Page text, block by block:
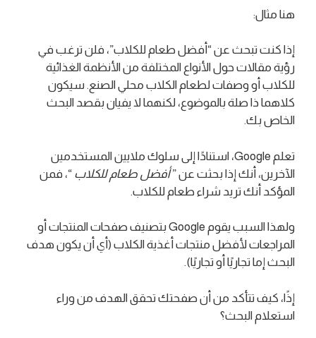
هنا مثال:
إذا كنت تبحث عن “أفضل طعام للكلاب”، فلن ترغب في
رؤية مقالات حول الأنواع المختلفة من الأنظمة الغذائية
للكلاب أو وصفات لطعام الكلاب محلي الصنع. سيكون
كلاهما ذا صلة بالموضوع، لكنهما لا يفيان بقصد البحث
الخاص بك.
تعلم Google، استنادًا إلى سلوك ملايين المستخدمين
الآخرين، أنك إذا بحثت عن ”أفضل طعام للكلاب “، فمن
المؤكد أنك تريد شراء طعام للكلاب.
ولهذا السبب يقوم Google بتصنيف صفحات المنتجات أو
المراجعات لأفضل منتجات أغذية الكلاب (أي أن يكون هدف
البحث إما تجاريًا أو تجاريًا).
إذًا، كيف تتأكد من أن صفحتك تحقق الهدف من وراء
استعلام البحث؟